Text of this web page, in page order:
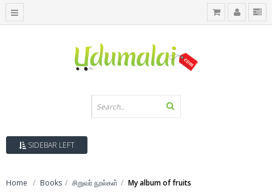
SIDEBAR LEFT
Home Books சிறுவர் நூல்கள் My album of fruits